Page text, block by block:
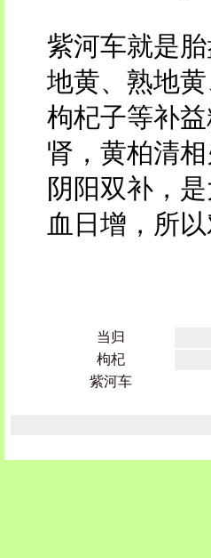
紫河车就是
地黄、熟地
枸杞子等补
肾，黄柏清
阴阳双补，
血日增，所
当归
枸杞
紫河车